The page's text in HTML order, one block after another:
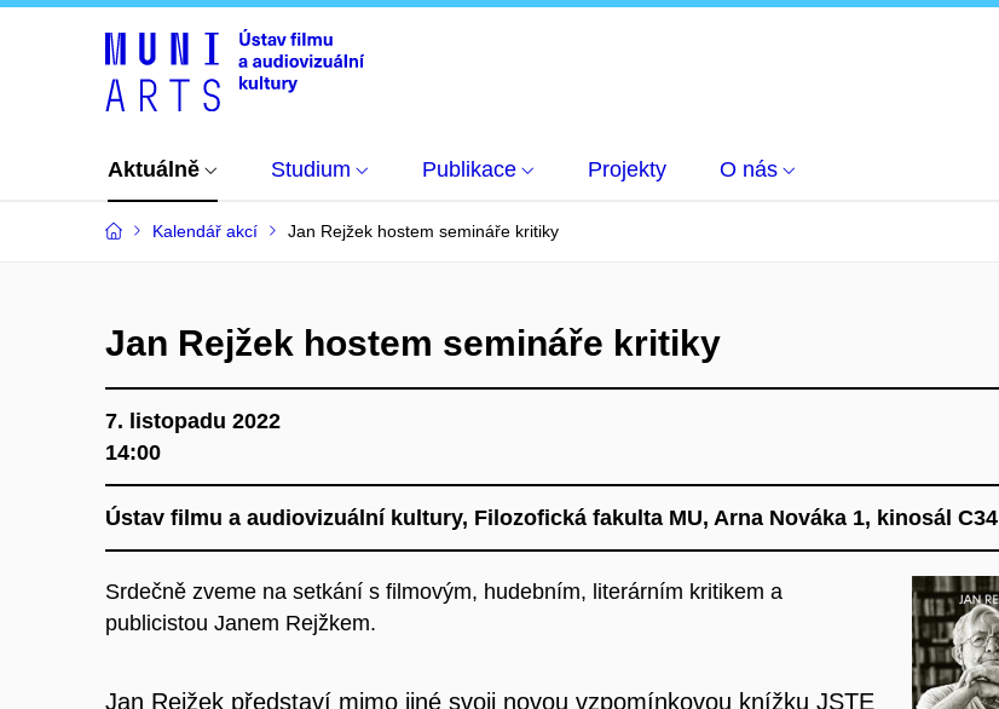
Aktuálně Studium Publikace Projekty O nás
Kalendář akcí Jan Rejžek hostem semináře kritiky
Jan Rejžek hostem semináře kritiky
7. listopadu 2022
14:00
Ústav filmu a audiovizuální kultury, Filozofická fakulta MU, Arna Nováka 1, kinosál C34
Srdečně zveme na setkání s filmovým, hudebním, literárním kritikem a
publicistou Janem Rejžkem.
Jan Rejžek představí mimo jiné svoji novou vzpomínkovou knížku JSTE